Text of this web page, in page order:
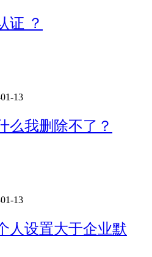
证 ？
13
么我删除不了？
13
人设置大于企业默